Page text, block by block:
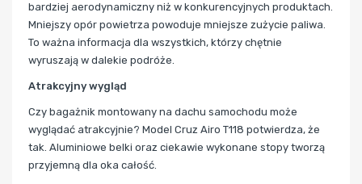
bardziej aerodynamiczny niż w konkurencyjnych produktach.
Mniejszy opór powietrza powoduje mniejsze zużycie paliwa.
To ważna informacja dla wszystkich, którzy chętnie
wyruszają w dalekie podróże.
Atrakcyjny wygląd
Czy bagażnik montowany na dachu samochodu może
wyglądać atrakcyjnie? Model Cruz Airo T118 potwierdza, że
tak. Aluminiowe belki oraz ciekawie wykonane stopy tworzą
przyjemną dla oka całość.